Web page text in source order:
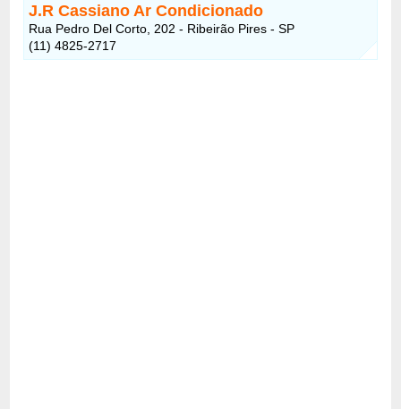
J.R Cassiano Ar Condicionado
Rua Pedro Del Corto, 202 - Ribeirão Pires - SP
(11) 4825-2717